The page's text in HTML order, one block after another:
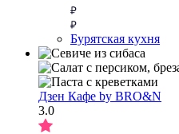
Бурятская кухня
Дзен Кафе by BRO&N
3.0